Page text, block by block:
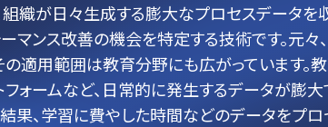
組織が日々生成する膨大なプロセスデータを
ーマンス改善の機会を特定する技術です。元
適用範囲は教育分野にも広がっています。
ォームなど、日常的に発生するデータが膨
果、学習に費やした時間などのデータをプロ